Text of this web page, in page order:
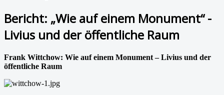
Bericht: „Wie auf einem Monument“ -
Livius und der öffentliche Raum
Frank Wittchow: Wie auf einem Monument – Livius und der
öffentliche Raum